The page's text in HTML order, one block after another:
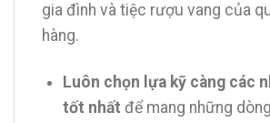
gia đình và tiệc rượu vang của
hàng.
Luôn chọn lựa kỹ càng các
tốt nhất để mang những